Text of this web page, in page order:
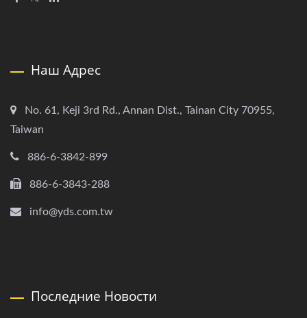
Наш Адрес
No. 61, Keji 3rd Rd., Annan Dist., Tainan City 70955,
Taiwan
886-6-3842-899
886-6-3843-288
info@yds.com.tw
Последние Новости